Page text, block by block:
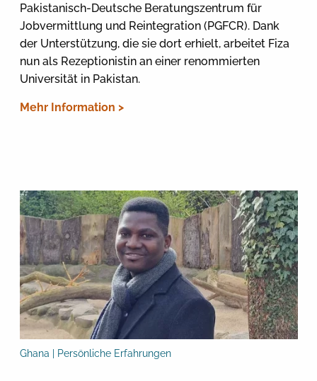
Pakistanisch-Deutsche Beratungszentrum für
Jobvermittlung und Reintegration (PGFCR). Dank
der Unterstützung, die sie dort erhielt, arbeitet Fiza
nun als Rezeptionistin an einer renommierten
Universität in Pakistan.
Mehr Information >
Ghana | Persönliche Erfahrungen